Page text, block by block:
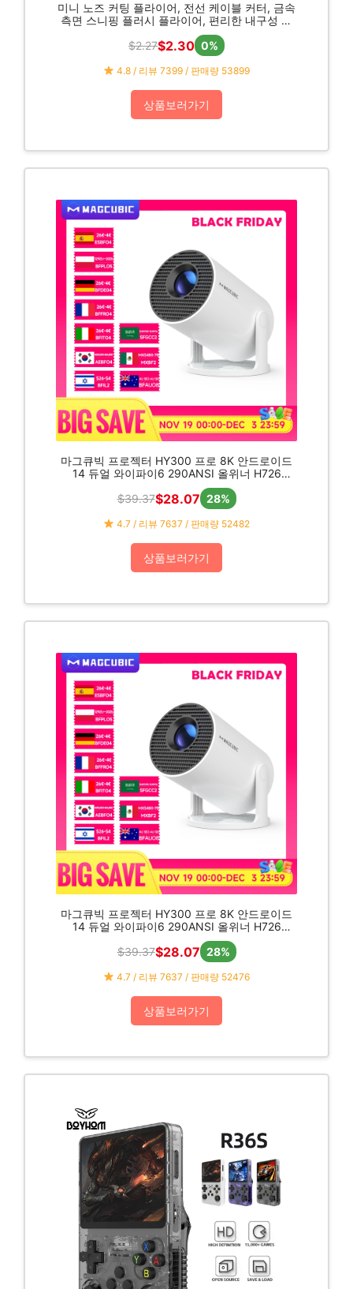
미니 노즈 커팅 플라이어, 전선 케이블 커터, 금속
측면 스니핑 플러시 플라이어, 편리한 내구성 도
$2.27$2.30 0%
4.8 / 리뷰 7399 / 판매량 53899
상품보러가기
마그큐빅 프로젝터 HY300 프로 8K 안드로이드
14 듀얼 와이파이6 290ANSI 올위너 H726
BT5.0 1080P 1280*720P 홈 시네마 야외 프로
젝터
$39.37$28.07 28%
4.7 / 리뷰 7637 / 판매량 52482
상품보러가기
마그큐빅 프로젝터 HY300 프로 8K 안드로이드
14 듀얼 와이파이6 290ANSI 올위너 H726
BT5.0 1080P 1280*720P 홈 시네마 야외 프로
젝터
$39.37$28.07 28%
4.7 / 리뷰 7637 / 판매량 52476
상품보러가기